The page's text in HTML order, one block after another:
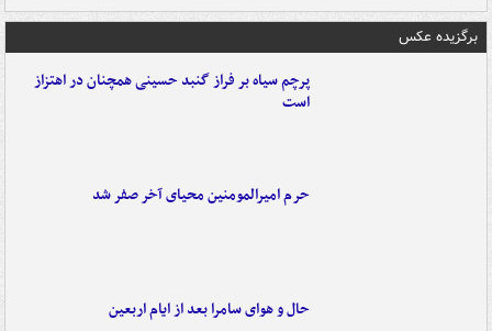
برگزیده عکس
پرچم سیاه بر فراز گنبد حسینی همچنان در اهتزاز
است
حرم امیرالمومنین محیای آخر صفر شد
حال و هوای سامرا بعد از ایام اربعین